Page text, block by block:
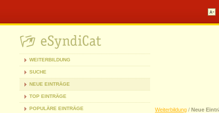
WEITERBILDUNG
SUCHE
NEUE EINTRÄGE
TOP EINTRÄGE
POPULÄRE EINTRÄGE Weiterbildung / Neue